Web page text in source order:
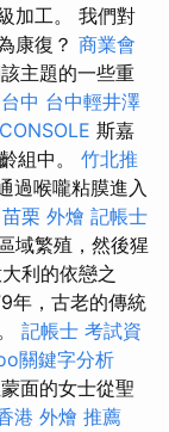
加工。 我們對
康復？ 商業會
主題的一些重
中 台中輕井澤
斯嘉
組中。 竹北推
過喉嚨粘膜進入
苗栗 外燴 記帳士
域繁殖，然後猩
利的依戀之
年，古老的傳統
記帳士 考試資
關鍵字分析
面的女士從聖
港 外燴 推薦